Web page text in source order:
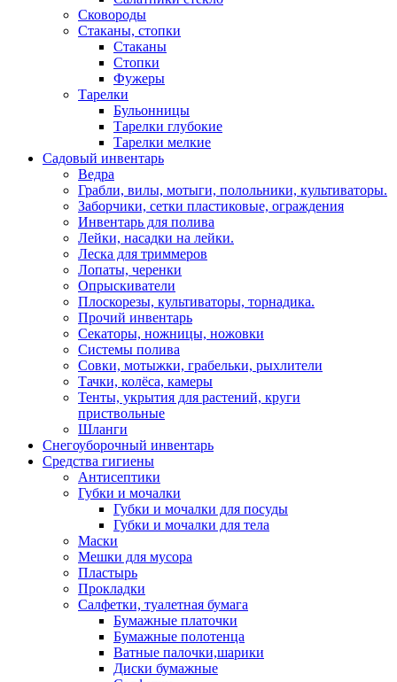
Сковороды
Стаканы, стопки
Стаканы
Стопки
Фужеры
Тарелки
Бульонницы
Тарелки глубокие
Тарелки мелкие
Садовый инвентарь
Ведра
Грабли, вилы, мотыги, полольники, культиваторы.
Заборчики, сетки пластиковые, ограждения
Инвентарь для полива
Лейки, насадки на лейки.
Леска для триммеров
Лопаты, черенки
Опрыскиватели
Плоскорезы, культиваторы, торнадика.
Прочий инвентарь
Секаторы, ножницы, ножовки
Системы полива
Совки, мотыжки, грабельки, рыхлители
Тачки, колёса, камеры
Тенты, укрытия для растений, круги
приствольные
Шланги
Снегоуборочный инвентарь
Средства гигиены
Антисептики
Губки и мочалки
Губки и мочалки для посуды
Губки и мочалки для тела
Маски
Мешки для мусора
Пластырь
Прокладки
Салфетки, туалетная бумага
Бумажные платочки
Бумажные полотенца
Ватные палочки,шарики
Диски бумажные